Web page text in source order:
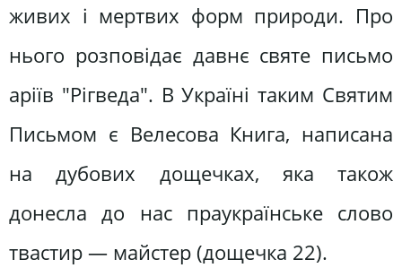
живих і мертвих форм природи. Про
нього розповідає давнє святе письмо
аріїв "Рігведа". В Україні таким Святим
Письмом є Велесова Книга, написана
на дубових дощечках, яка також
донесла до нас праукраїнське слово
твастир — майстер (дощечка 22).